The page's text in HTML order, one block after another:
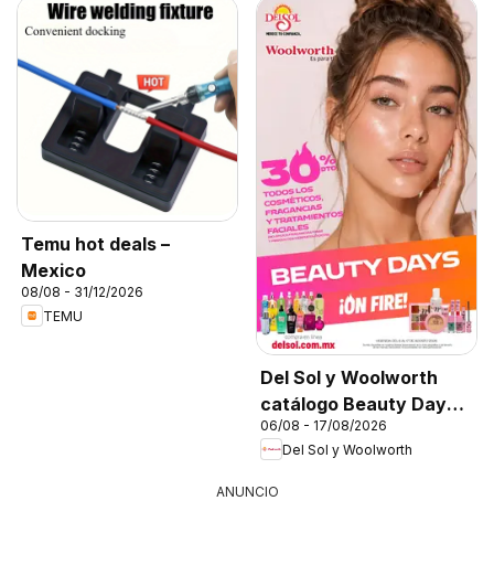
Temu hot deals –
Mexico
08/08 - 31/12/2026
TEMU
Del Sol y Woolworth
catálogo Beauty Days
On Fire
06/08 - 17/08/2026
Del Sol y Woolworth
ANUNCIO